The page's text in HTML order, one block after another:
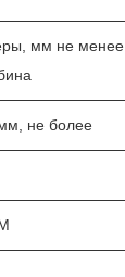
мм не менее
не более